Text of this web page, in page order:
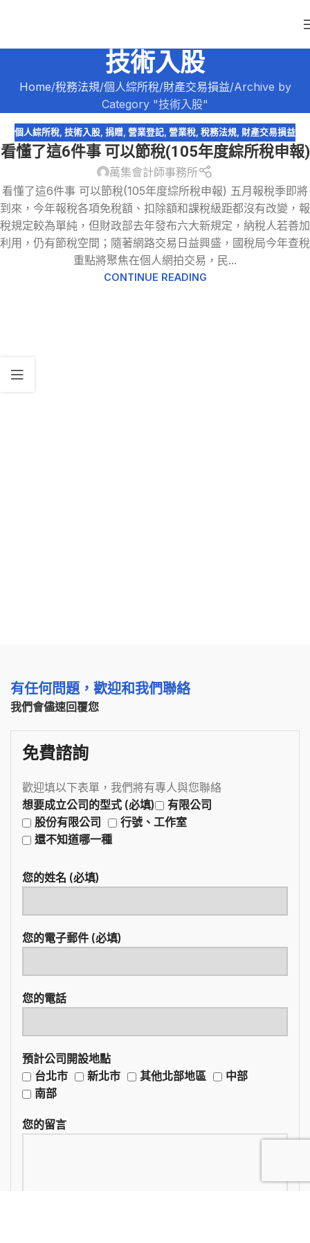
技術入股
Home 稅務法規 個人綜所稅 財產交易損益 Archive by
Category "技術入股"
個人綜所稅, 技術入股, 捐贈, 營業登記, 營業稅, 稅務法規, 財產交易損益
看懂了這6件事 可以節稅(105年度綜所稅申報)
萬集會計師事務所
看懂了這6件事 可以節稅(105年度綜所稅申報) 五月報稅季即將
到來，今年報稅各項免稅額、扣除額和課稅級距都沒有改變，報
稅規定較為單純，但財政部去年發布六大新規定，納稅人若善加
利用，仍有節稅空間；隨著網路交易日益興盛，國稅局今年查稅
重點將聚焦在個人網拍交易，民...
CONTINUE READING
有任何問題，歡迎和我們聯絡
我們會儘速回覆您
免費諮詢
歡迎填以下表單，我們將有專人與您聯絡
想要成立公司的型式 (必填)
有限公司
股份有限公司
行號、工作室
還不知道哪一種
您的姓名 (必填)
您的電子郵件 (必填)
您的電話
預計公司開設地點
台北市
新北市 其他北部地區
中部
南部
您的留言